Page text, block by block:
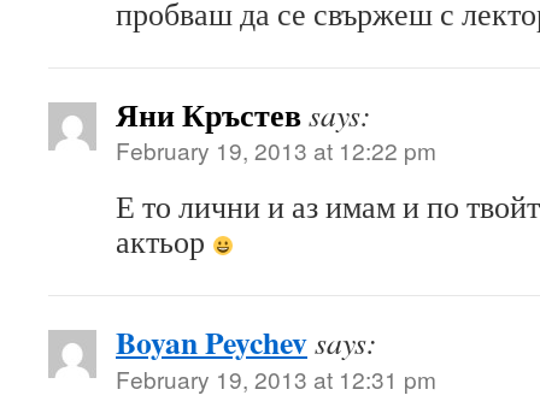
пробваш да се свържеш с
Яни Кръстевsays:
February 19, 2013 at 12:22 pm
Е то лични и аз имам и по
актьор
Boyan Peychevsays:
February 19, 2013 at 12:31 pm